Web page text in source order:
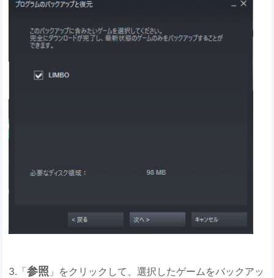
3.「参照 」をクリックして、選択したゲームをバックアッ